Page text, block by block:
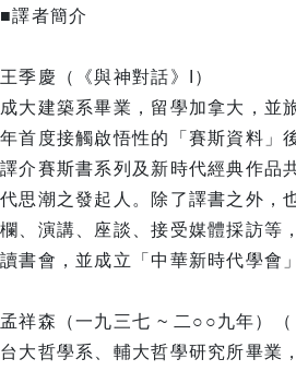
■譯者簡介
王季慶（《與神對話》I）
成大建築系畢業，留學加拿大，並
年首度接觸啟悟性的「賽斯資料」
譯介賽斯書系列及新時代經典作品
代思潮之發起人。除了譯書之外，
欄、演講、座談、接受媒體採訪等
讀書會，並成立「中華新時代學會
孟祥森（一九三七 ~ 二○○九年）（
台大哲學系、輔大哲學研究所畢業